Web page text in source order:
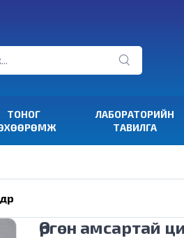
ТОНОГ
ЛАБОРАТОРИЙН
ТАВИЛГА
Өргөн амсартай